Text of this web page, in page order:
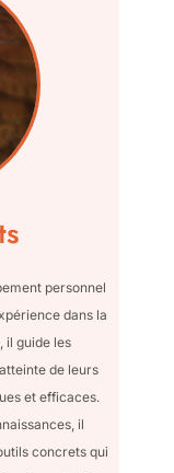
personnel
dans la
il guide les
de leurs
et efficaces.
il
concrets qui